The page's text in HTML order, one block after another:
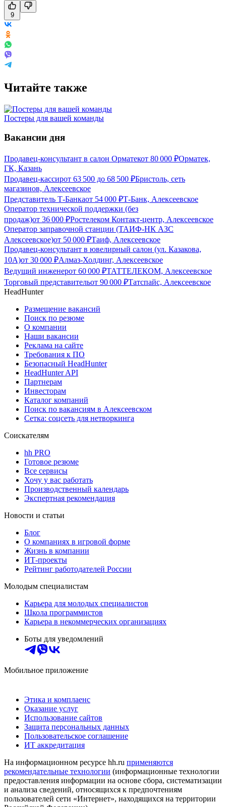
9
Читайте также
Постеры для вашей команды
Вакансии дня
Продавец-консультант в салон Орматекот 80 000 ₽Орматек,
ГК, Казань
Продавец-кассирот 63 500 до 68 500 ₽Бристоль, сеть
магазинов, Алексеевское
Представитель Т-Банкаот 54 000 ₽Т-Банк, Алексеевское
Оператор технической поддержки (без
продаж)от 36 000 ₽Ростелеком Контакт-центр, Алексеевское
Оператор заправочной станции (ТАИФ-НК АЗС
Алексеевское)от 50 000 ₽Таиф, Алексеевское
Продавец-консультант в ювелирный салон (ул. Казакова,
10А)от 30 000 ₽Алмаз-Холдинг, Алексеевское
Ведущий инженерот 60 000 ₽ТАТТЕЛЕКОМ, Алексеевское
Торговый представительот 90 000 ₽Татспайс, Алексеевское
HeadHunter
Размещение вакансий
Поиск по резюме
О компании
Наши вакансии
Реклама на сайте
Требования к ПО
Безопасный HeadHunter
HeadHunter API
Партнерам
Инвесторам
Каталог компаний
Поиск по вакансиям в Алексеевском
Сетка: соцсеть для нетворкинга
Соискателям
hh PRO
Готовое резюме
Все сервисы
Хочу у вас работать
Производственный календарь
Экспертная рекомендация
Новости и статьи
Блог
О компаниях в игровой форме
Жизнь в компании
ИТ-проекты
Рейтинг работодателей России
Молодым специалистам
Карьера для молодых специалистов
Школа программистов
Карьера в некоммерческих организациях
Боты для уведомлений
Мобильное приложение
Этика и комплаенс
Оказание услуг
Использование сайтов
Защита персональных данных
Пользовательское соглашение
ИТ аккредитация
На информационном ресурсе hh.ru применяются
рекомендательные технологии (информационные технологии
предоставления информации на основе сбора, систематизации
и анализа сведений, относящихся к предпочтениям
пользователей сети «Интернет», находящихся на территории